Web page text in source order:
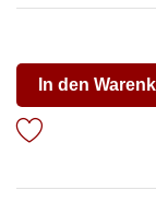
In den